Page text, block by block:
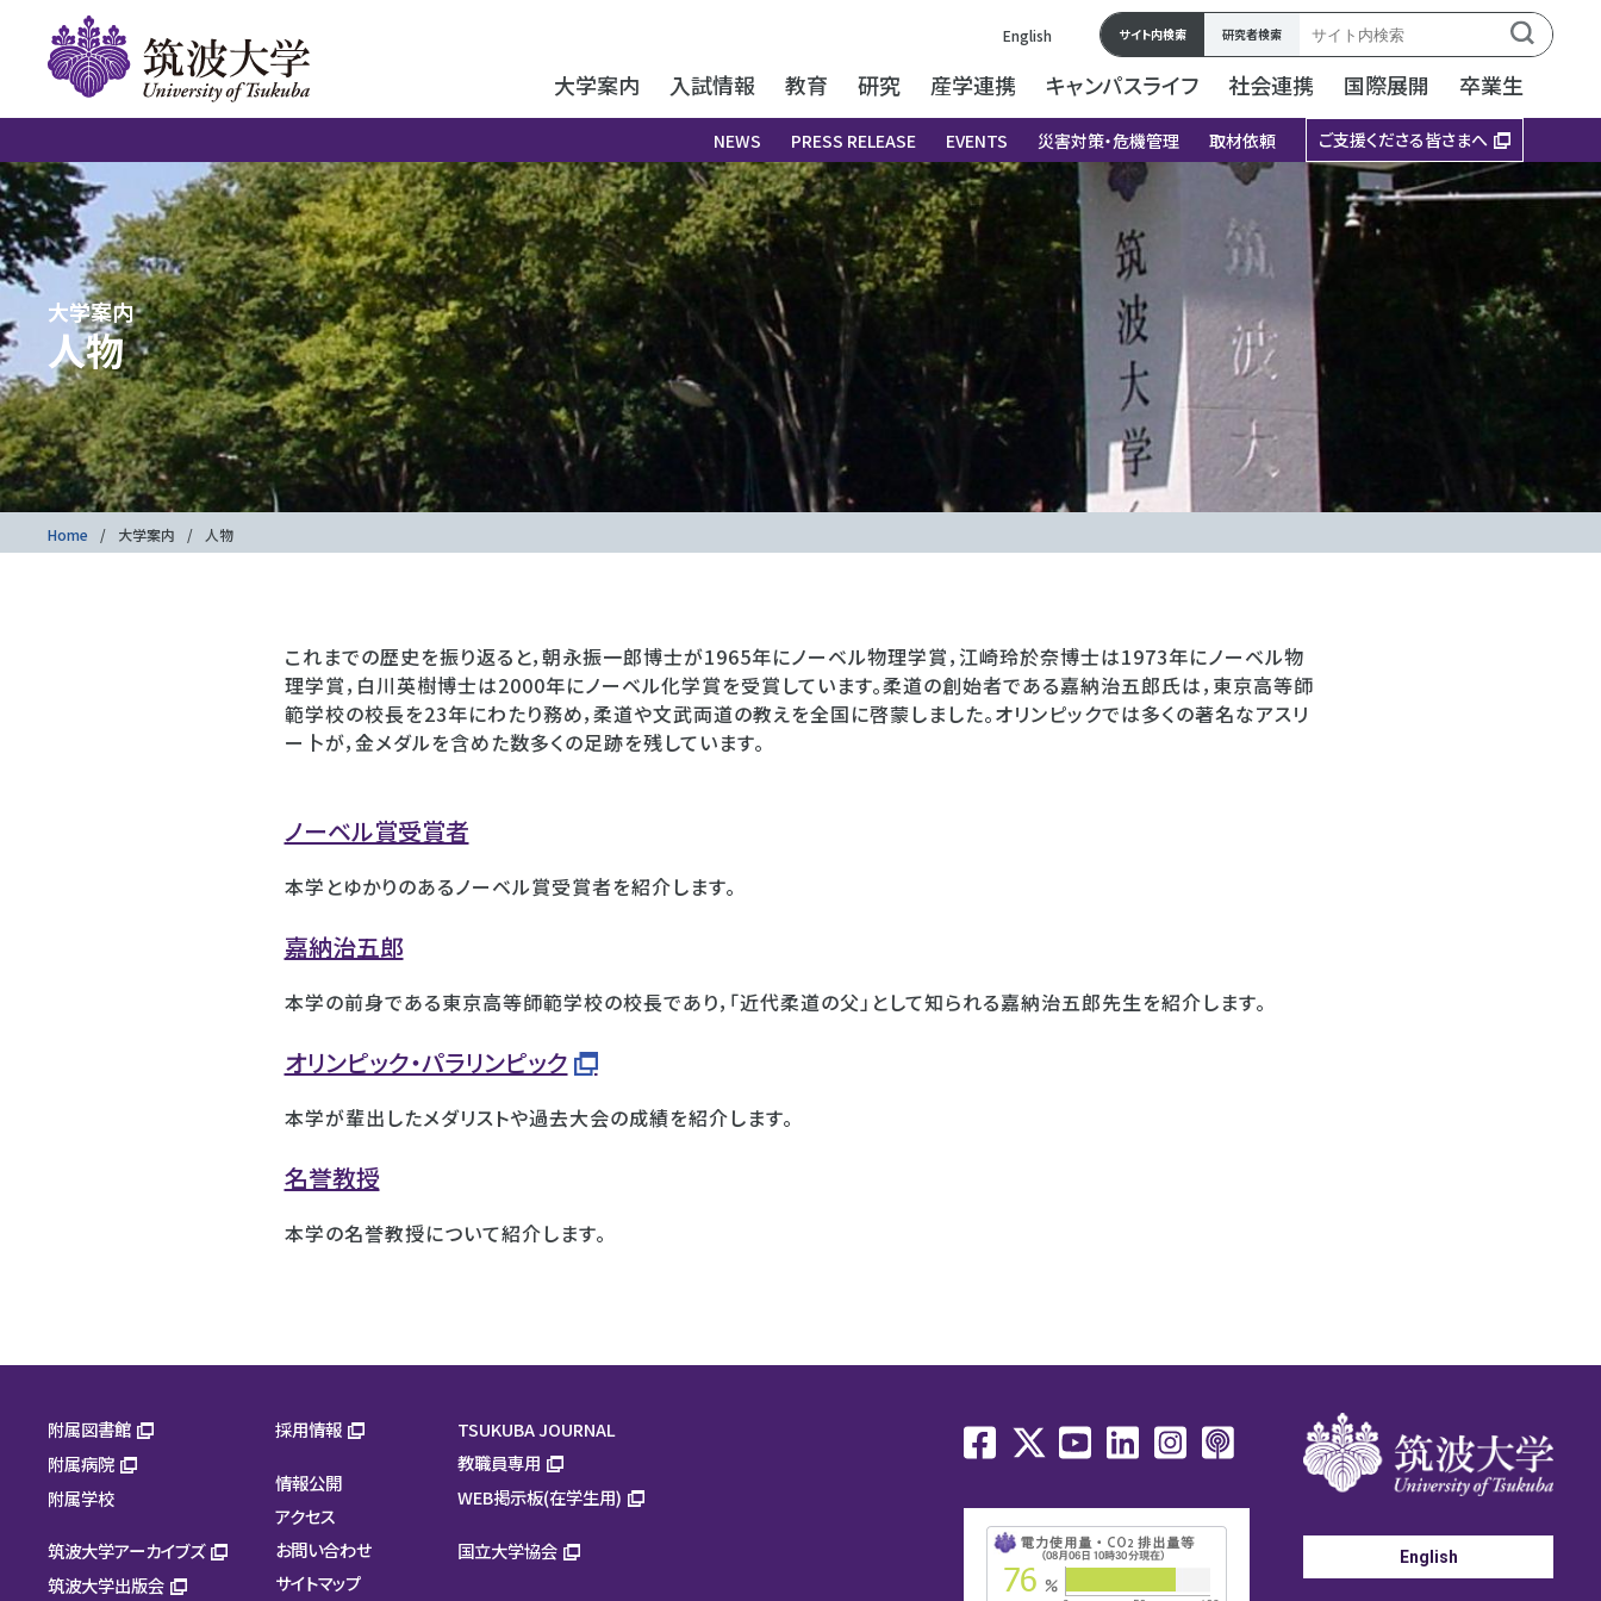
English サイト内検索 研究者検索
大学案内 入試情報 教育 研究 産学連携 キャンパスライフ 社会連携 国際展開 卒業生
NEWS PRESS RELEASE EVENTS 災害対策・危機管理 取材依頼 ご支援くださる皆さまへ
大学案内
人物
Home 大学案内 人物
これまでの歴史を振り返ると，朝永振一郎博士が1965年にノーベル物理学賞，江崎玲於奈博士は1973年にノーベル物
理学賞，白川英樹博士は2000年にノーベル化学賞を受賞しています。柔道の創始者である嘉納治五郎氏は，東京高等師
範学校の校長を23年にわたり務め，柔道や文武両道の教えを全国に啓蒙しました。オリンピックでは多くの著名なアスリ
ー卜が，金メダルを含めた数多くの足跡を残しています。
ノーベル賞受賞者
本学とゆかりのあるノーベル賞受賞者を紹介します。
嘉納治五郎
本学の前身である東京高等師範学校の校長であり，「近代柔道の父」として知られる嘉納治五郎先生を紹介します。
オリンピック・パラリンピック
本学が輩出したメダリストや過去大会の成績を紹介します。
名誉教授
本学の名誉教授について紹介します。
English
附属図書館
附属病院
附属学校
筑波大学アーカイブズ
筑波大学出版会
採用情報
情報公開
アクセス
お問い合わせ
サイトマップ
TSUKUBA JOURNAL
教職員専用
WEB掲示板(在学生用)
国立大学協会